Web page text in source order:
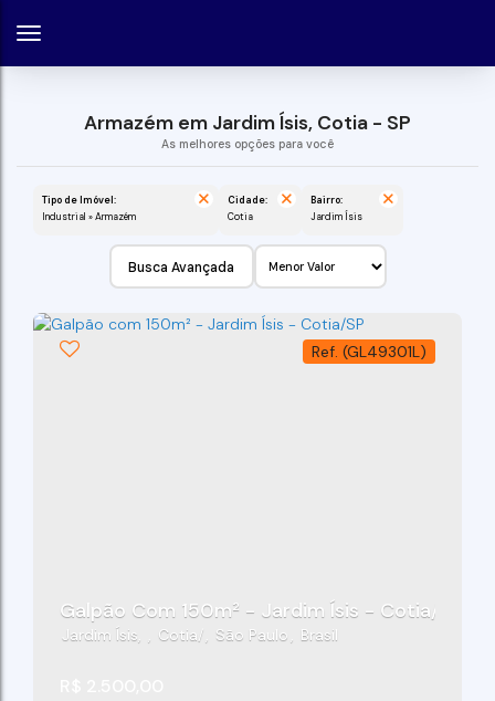
Armazém em Jardim Ísis, Cotia - SP
Tipo de Imóvel:
Industrial » Armazém
Cidade:
Cotia
Bairro:
Jardim Ísis
Busca Avançada
(GL49301L)
Galpão Com 150m² - Jardim Ísis - Cotia/SP
Jardim Ísis Cotia São Paulo Brasil